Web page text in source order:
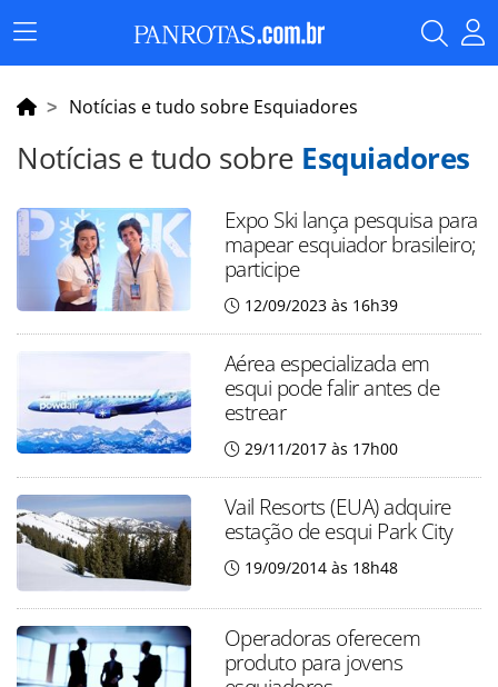
Menu
Principal
Notícias e tudo sobre Esquiadores
Notícias e tudo sobre Esquiadores
Expo Ski lança pesquisa para
mapear esquiador brasileiro;
participe
12/09/2023 às 16h39
Aérea especializada em
esqui pode falir antes de
estrear
29/11/2017 às 17h00
Vail Resorts (EUA) adquire
estação de esqui Park City
19/09/2014 às 18h48
Operadoras oferecem
produto para jovens